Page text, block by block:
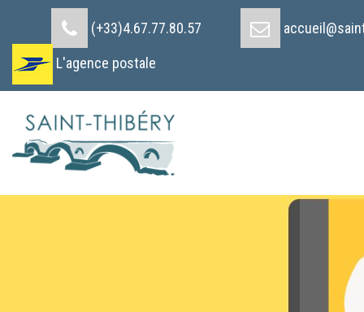
(+33)4.67.77.80.57
L'agence postale
Cookies management panel